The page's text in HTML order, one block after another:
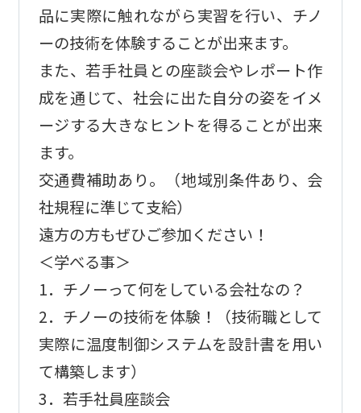
品に実際に触れながら実習を行い、チノ
ーの技術を体験することが出来ます。
また、若手社員との座談会やレポート作
成を通じて、社会に出た自分の姿をイメ
ージする大きなヒントを得ることが出来
ます。
交通費補助あり。（地域別条件あり、会
社規程に準じて支給）
遠方の方もぜひご参加ください！
＜学べる事＞
1．チノーって何をしている会社なの？
2．チノーの技術を体験！（技術職として
実際に温度制御システムを設計書を用い
て構築します）
3．若手社員座談会